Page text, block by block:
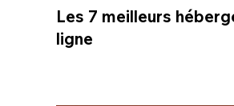
Les 7 meilleurs
ligne